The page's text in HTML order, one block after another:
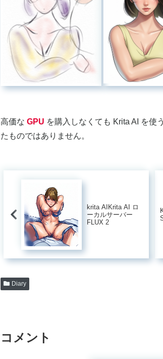
高価な GPU を購入しなくても Krita AI を使
たものではありません。
krita AIKrita AI ロ
ーカルサーバー
FLUX 2
Diary
コメント